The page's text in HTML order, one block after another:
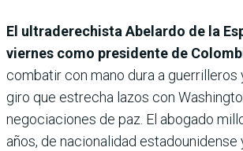
El ultraderechista Abelardo de la
viernes como presidente de
combatir con mano dura a guerrilleros
giro que estrecha lazos con
negociaciones de paz. El abogado
años, de nacionalidad estadounidense